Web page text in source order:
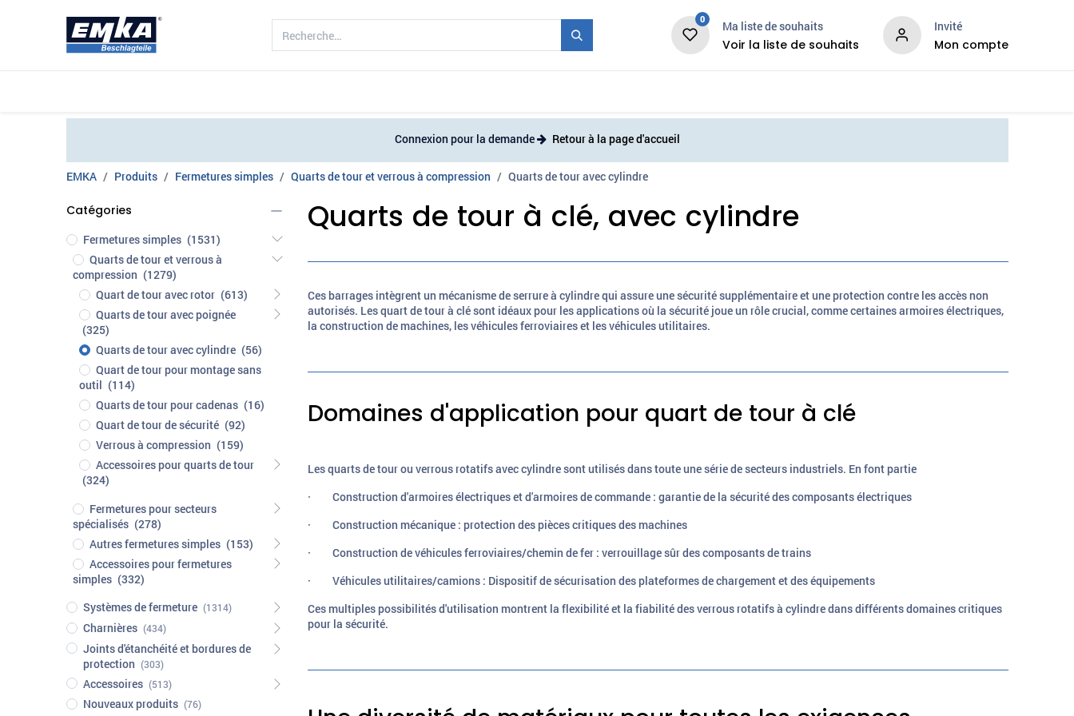
0 Ma liste de souhaits
Voir la liste de souhaits
Invité
Mon compte
Connexion pour la demande Retour à la page d'accueil
EMKA Produits Fermetures simples Quarts de tour et verrous à compression Quarts de tour avec cylindre
Catégories
Fermetures simples (1531)
Quarts de tour et verrous à
compression (1279)
Quart de tour avec rotor (613)
Quarts de tour avec poignée
(325)
Quarts de tour avec cylindre (56)
Quart de tour pour montage sans
outil (114)
Quarts de tour pour cadenas (16)
Quart de tour de sécurité (92)
Verrous à compression (159)
Accessoires pour quarts de tour
(324)
Fermetures pour secteurs
spécialisés (278)
Autres fermetures simples (153)
Accessoires pour fermetures
simples (332)
Systèmes de fermeture (1314)
Charnières (434)
Joints d'étanchéité et bordures de
protection (303)
Accessoires (513)
Nouveaux produits (76)
Quarts de tour à clé, avec cylindre
Ces barrages intègrent un mécanisme de serrure à cylindre qui assure une sécurité supplémentaire et une protection contre les accès non
autorisés. Les quart de tour à clé sont idéaux pour les applications où la sécurité joue un rôle crucial, comme certaines armoires électriques,
la construction de machines, les véhicules ferroviaires et les véhicules utilitaires.
Domaines d'application pour quart de tour à clé
Les quarts de tour ou verrous rotatifs avec cylindre sont utilisés dans toute une série de secteurs industriels. En font partie
· Construction d'armoires électriques et d'armoires de commande : garantie de la sécurité des composants électriques
· Construction mécanique : protection des pièces critiques des machines
· Construction de véhicules ferroviaires/chemin de fer : verrouillage sûr des composants de trains
· Véhicules utilitaires/camions : Dispositif de sécurisation des plateformes de chargement et des équipements
Ces multiples possibilités d'utilisation montrent la flexibilité et la fiabilité des verrous rotatifs à cylindre dans différents domaines critiques
pour la sécurité.